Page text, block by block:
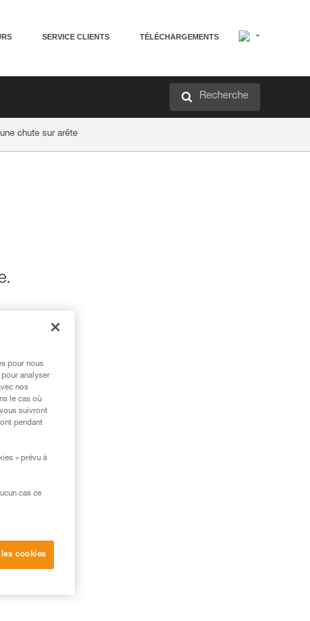
SERVICE CLIENTS TÉLÉCHARGEMENTS
Recherche
chute sur arête
pour nous
analyser
nos
le cas où
suivront
pendant
» prévu à
cas ce
cookies